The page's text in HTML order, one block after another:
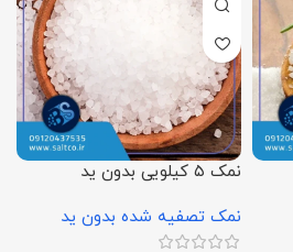
نمک ۵ کیلویی بدون ید
نمک تصفیه شده بدون ید